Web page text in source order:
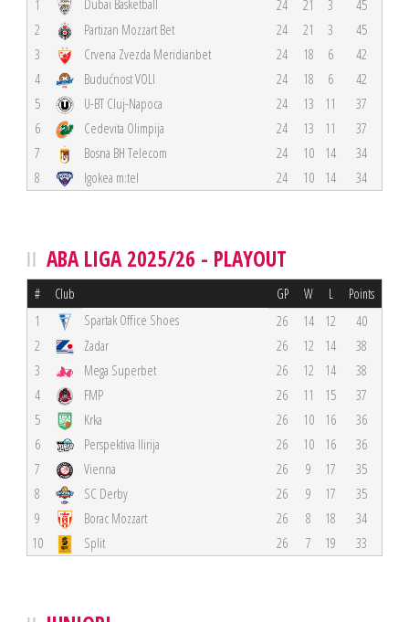
1 Dubai Basketball 24 21 3
45
2
Partizan Mozzart Bet 24 21 3
45
3
Crvena Zvezda Meridianbet 24 18 6
42
4
Budućnost VOLI 24 18 6
42
5
U-BT Cluj-Napoca 24 13 11
37
6
Cedevita Olimpija 24 13 11
37
7
Bosna BH Telecom 24 10 14
34
8
Igokea m:tel 24 10 14 34
ABA LIGA 2025/26 - PLAYOUT
# Club GP W L Points
1 Spartak Office Shoes 26 14 12
40
2
Zadar 26 12 14
38
3
Mega Superbet 26 12 14
38
4
FMP 26 11 15
37
5
Krka 26 10 16
36
6
Perspektiva Ilirija 26 10 16
36
7
Vienna 26 9 17
35
8
SC Derby 26 9 17
35
9
Borac Mozzart 26 8 18
34
10
Split 26 7 19 33